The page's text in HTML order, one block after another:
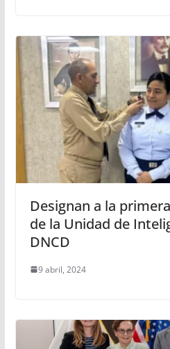
Designan a la
de la Unidad de
DNCD
9 abril, 2024